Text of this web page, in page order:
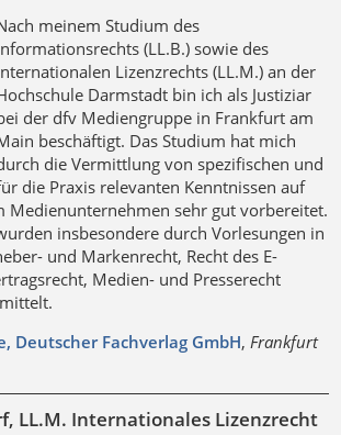
meinem Studium des
(LL.B.) sowie des
Lizenzrechts (LL.M.) an der
Darmstadt bin ich als Justiziar
der dfv Mediengruppe in Frankfurt am
beschäftigt. Das Studium hat mich
die Vermittlung von spezifischen und
die Praxis relevanten Kenntnissen auf
Medienunternehmen sehr gut vorbereitet.
insbesondere durch Vorlesungen in
und Markenrecht, Recht des E-
Medien- und Presserecht
Deutscher Fachverlag GmbH, Frankfurt
LL.M. Internationales Lizenzrecht